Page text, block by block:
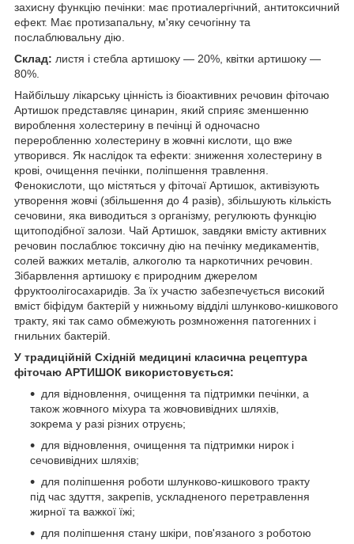
захисну функцію печінки: має протиалергічний, антитоксичний
ефект. Має протизапальну, м'яку сечогінну та
послаблювальну дію.
Склад: листя і стебла артишоку — 20%, квітки артишоку —
80%.
Найбільшу лікарську цінність із біоактивних речовин фіточаю
Артишок представляє цинарин, який сприяє зменшенню
вироблення холестерину в печінці й одночасно
переробленню холестерину в жовчні кислоти, що вже
утворився. Як наслідок та ефекти: зниження холестерину в
крові, очищення печінки, поліпшення травлення.
Фенокислоти, що містяться у фіточаї Артишок, активізують
утворення жовчі (збільшення до 4 разів), збільшують кількість
сечовини, яка виводиться з організму, регулюють функцію
щитоподібної залози. Чай Артишок, завдяки вмісту активних
речовин послаблює токсичну дію на печінку медикаментів,
солей важких металів, алкоголю та наркотичних речовин.
Зібарвлення артишоку є природним джерелом
фруктоолігосахаридів. За їх участю забезпечується високий
вміст біфідум бактерій у нижньому відділі шлунково-кишкового
тракту, які так само обмежують розмноження патогенних і
гнильних бактерій.
У традиційній Східній медицині класична рецептура
фіточаю АРТИШОК використовується:
для відновлення, очищення та підтримки печінки, а
також жовчного міхура та жовчовивідних шляхів,
зокрема у разі різних отруєнь;
для відновлення, очищення та підтримки нирок і
сечовивідних шляхів;
для поліпшення роботи шлунково-кишкового тракту
під час здуття, закрепів, ускладненого перетравлення
жирної та важкої їжі;
для поліпшення стану шкіри, пов'язаного з роботою